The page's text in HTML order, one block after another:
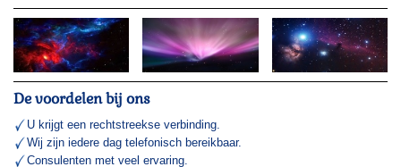
De voordelen bij ons
U krijgt een rechtstreekse verbinding.
Wij zijn iedere dag telefonisch bereikbaar.
Consulenten met veel ervaring.